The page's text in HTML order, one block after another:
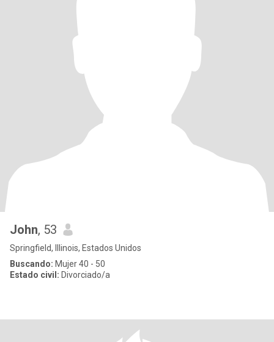
John, 53
Springfield, Illinois, Estados Unidos
Buscando: Mujer 40 - 50
Estado civil: Divorciado/a